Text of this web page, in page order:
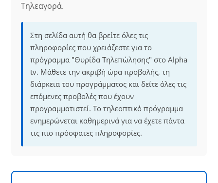
Τηλεαγορά.
Στη σελίδα αυτή θα βρείτε όλες τις
πληροφορίες που χρειάζεστε για το
πρόγραμμα "Θυρίδα Τηλεπώλησης" στο Alpha
tv. Μάθετε την ακριβή ώρα προβολής, τη
διάρκεια του προγράμματος και δείτε όλες τις
επόμενες προβολές που έχουν
προγραμματιστεί. Το τηλεοπτικό πρόγραμμα
ενημερώνεται καθημερινά για να έχετε πάντα
τις πιο πρόσφατες πληροφορίες.